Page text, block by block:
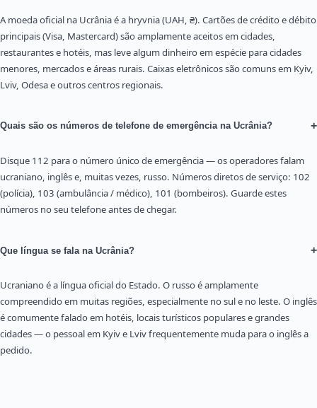
A moeda oficial na Ucrânia é a hryvnia (UAH, ₴). Cartões de crédito e débito
principais (Visa, Mastercard) são amplamente aceitos em cidades,
restaurantes e hotéis, mas leve algum dinheiro em espécie para cidades
menores, mercados e áreas rurais. Caixas eletrônicos são comuns em Kyiv,
Lviv, Odesa e outros centros regionais.
Quais são os números de telefone de emergência na Ucrânia? +
Disque 112 para o número único de emergência — os operadores falam
ucraniano, inglês e, muitas vezes, russo. Números diretos de serviço: 102
(polícia), 103 (ambulância / médico), 101 (bombeiros). Guarde estes
números no seu telefone antes de chegar.
Que língua se fala na Ucrânia? +
Ucraniano é a língua oficial do Estado. O russo é amplamente
compreendido em muitas regiões, especialmente no sul e no leste. O inglês
é comumente falado em hotéis, locais turísticos populares e grandes
cidades — o pessoal em Kyiv e Lviv frequentemente muda para o inglês a
pedido.